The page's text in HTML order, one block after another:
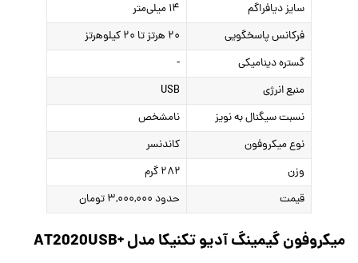
سایز دیافراگم
۱۴ میلی‌متر
فرکانس پاسخگویی
۲۰ هرتز تا ۲۰ کیلوهرتز
گستره دینامیکی
-
منبع انرژی
USB
نسبت سیگنال به نویز
نامشخص
نوع میکروفون
کاندنسر
وزن
۲۸۲ گرم
قیمت
حدود ۳,۰۰۰,۰۰۰ تومان
میکروفون گیمینگ آدیو تکنیکا مدل +AT2020USB